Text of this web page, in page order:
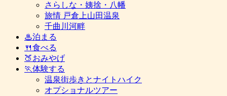
さらしな・姨捨・八幡
旅情 戸倉上山田温泉
千曲川河畔
♨泊まる
🍴食べる
🍑おみやげ
🏃体験する
温泉街歩きとナイトハイク
オプショナルツアー